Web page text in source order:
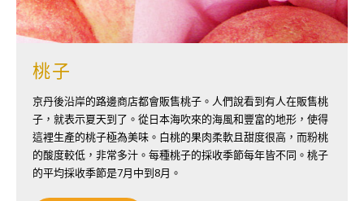
桃子
京丹後沿岸的路邊商店都會販售桃子。人們說看到有人在販售桃
子，就表示夏天到了。從日本海吹來的海風和豐富的地形，使得
這裡生產的桃子極為美味。白桃的果肉柔軟且甜度很高，而粉桃
的酸度較低，非常多汁。每種桃子的採收季節每年皆不同。桃子
的平均採收季節是7月中到8月。